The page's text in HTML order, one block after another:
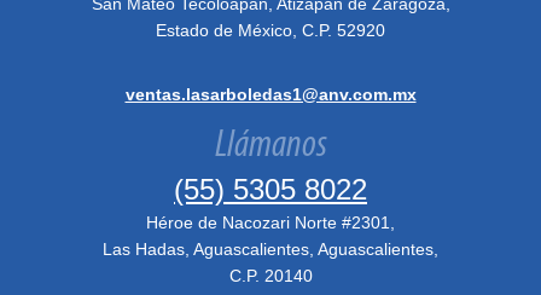
Estado de México, C.P. 52920
ventas.lasarboledas1@anv.com.mx
Llámanos
(55) 5305 8022
Héroe de Nacozari Norte #2301,
Las Hadas, Aguascalientes, Aguascalientes,
C.P. 20140